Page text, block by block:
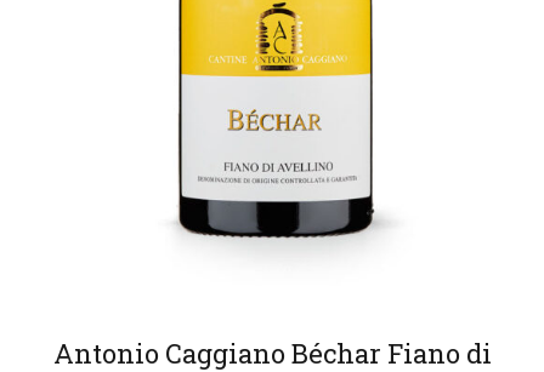
Antonio Caggiano Béchar Fiano di